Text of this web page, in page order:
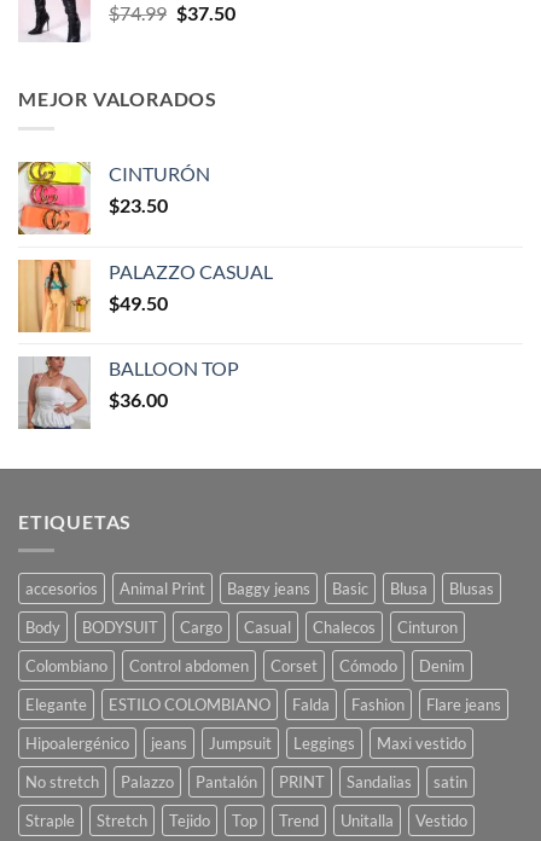
$74.99 $37.50
MEJOR VALORADOS
CINTURÓN
$23.50
PALAZZO CASUAL
$49.50
BALLOON TOP
$36.00
ETIQUETAS
accesorios Animal Print Baggy jeans Basic Blusa
Blusas
Body
BODYSUIT Cargo Casual Chalecos
Cinturon
Colombiano
Control abdomen Corset Cómodo
Denim
Elegante
ESTILO COLOMBIANO Falda Fashion
Flare jeans
Hipoalergénico
jeans Jumpsuit Leggings
Maxi vestido
No stretch
Palazzo Pantalón PRINT Sandalias
satin
Straple
Stretch Tejido Top Trend Unitalla Vestido